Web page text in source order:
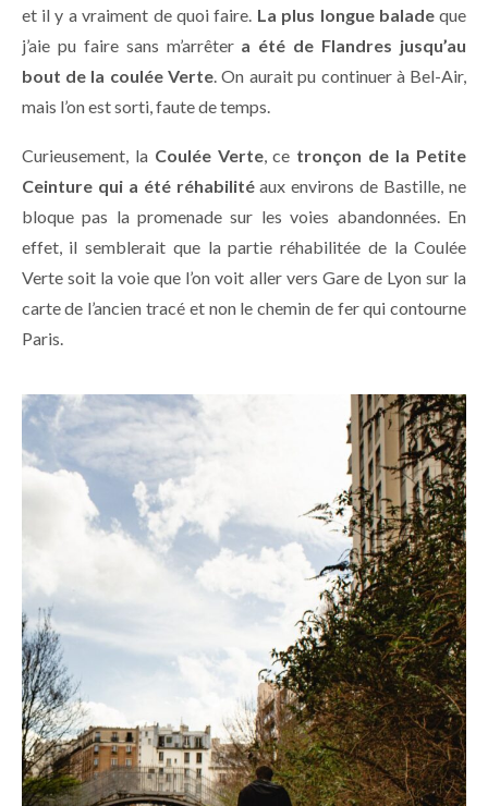
et il y a vraiment de quoi faire. La plus longue baladeque
j’aie pu faire sans m’arrêter a été de Flandres jusqu’au
bout de la coulée Verte. On aurait pu continuer à Bel-Air,
mais l’on est sorti, faute de temps.
Curieusement, la Coulée Verte, ce tronçon de la Petite
Ceinture qui a été réhabilitéaux environs de Bastille, ne
bloque pas la promenade sur les voies abandonnées. En
effet, il semblerait que la partie réhabilitée de la Coulée
Verte soit la voie que l’on voit aller vers Gare de Lyon sur la
carte de l’ancien tracé et non le chemin de fer qui contourne
Paris.